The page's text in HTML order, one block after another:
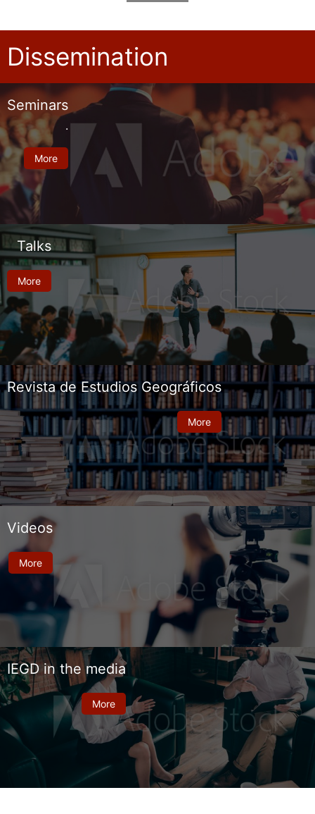
Dissemination
Seminars
.
More
Talks
More
Revista de Estudios Geográficos
More
Videos
More
IEGD in the media
More